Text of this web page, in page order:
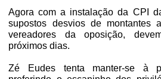
Agora com a instalação da CPI
supostos desvios de montantes
vereadores da oposição,
próximos dias.
Zé Eudes tenta manter-se à